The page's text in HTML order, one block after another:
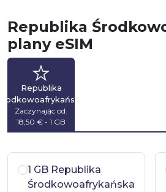
Republika
plany eSIM
Republika
Zaczynając od:
18,50 € - 1 GB
1 GB Republika
Środkowoafrykańska